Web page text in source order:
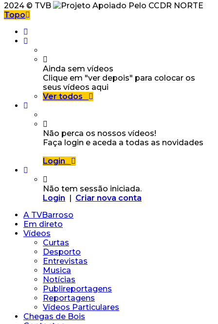
2024 © TVB
Topo
Ainda sem vídeos
Clique em "ver depois" para colocar os
seus vídeos aqui
Ver todos
Não perca os nossos vídeos!
Faça login e aceda a todas as novidades
Login
Não tem sessão iniciada.
Login | Criar nova conta
A TVBarroso
Em direto
Vídeos
Curtas
Desporto
Entrevistas
Musica
Notícias
Publireportagens
Reportagens
Vídeos Particulares
Chegas de Bois